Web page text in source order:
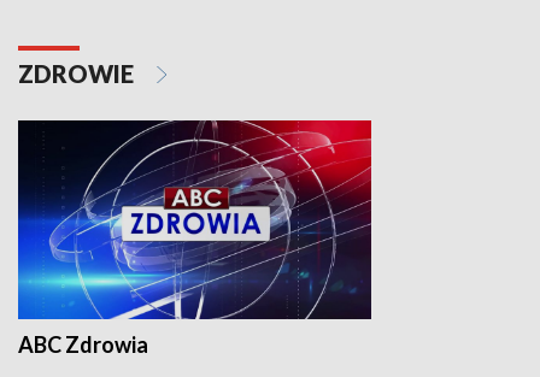
ZDROWIE
ABC Zdrowia